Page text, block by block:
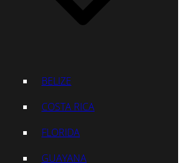
BELIZE
COSTA RICA
FLORIDA
GUAYANA